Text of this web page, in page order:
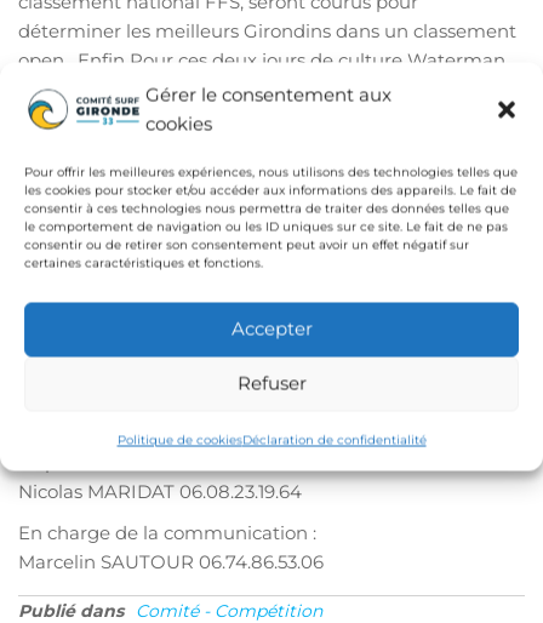
Gérer le consentement aux
cookies
Pour offrir les meilleures expériences, nous utilisons des technologies telles que
les cookies pour stocker et/ou accéder aux informations des appareils. Le fait de
consentir à ces technologies nous permettra de traiter des données telles que
le comportement de navigation ou les ID uniques sur ce site. Le fait de ne pas
consentir ou de retirer son consentement peut avoir un effet négatif sur
certaines caractéristiques et fonctions.
Accepter
Refuser
Politique de cookiesDéclaration de confidentialité
déterminer les meilleurs Girondins dans un classement
open. Enfin Pour ces deux jours de culture Waterman,
un village dédié attend le public et les quelques 100
participants, avec un forum d’artistes, l’exposition des
animations et découvertes des disciplines telles que la
pirogue, le stand up paddle…
Revivez l’évènement avec la vidéo de l’édition 2012
Le site de l’évènement & La fiche d’inscription en ligne :
http://www.medocwatermanclub.com/
Retrouvez l’actu de l’évènement sur notre page
medocwatermanclub@yahoo.fr
Nicolas MARIDAT 06.08.23.19.64
En charge de la communication :
Marcelin SAUTOUR 06.74.86.53.06
Publié dans Comité - Compétition